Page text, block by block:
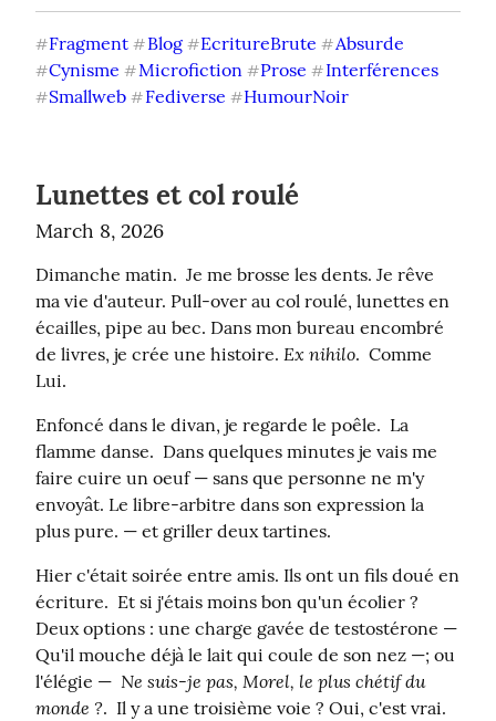
#Fragment #Blog #EcritureBrute #Absurde
#Cynisme #Microfiction #Prose #Interférences
#Smallweb #Fediverse #HumourNoir
Lunettes et col roulé
March 8, 2026
Dimanche matin.  Je me brosse les dents. Je rêve
ma vie d'auteur. Pull-over au col roulé, lunettes en
écailles, pipe au bec. Dans mon bureau encombré
de livres, je crée une histoire. Ex nihilo.  Comme
Lui.
Enfoncé dans le divan, je regarde le poêle.  La
flamme danse.  Dans quelques minutes je vais me
faire cuire un oeuf — sans que personne ne m'y
envoyât. Le libre-arbitre dans son expression la
plus pure. — et griller deux tartines.
Hier c'était soirée entre amis. Ils ont un fils doué en
écriture.  Et si j'étais moins bon qu'un écolier ?
Deux options : une charge gavée de testostérone —
Qu'il mouche déjà le lait qui coule de son nez —; ou
l'élégie — Ne suis-je pas, Morel, le plus chétif du
monde ?.  Il y a une troisième voie ? Oui, c'est vrai.